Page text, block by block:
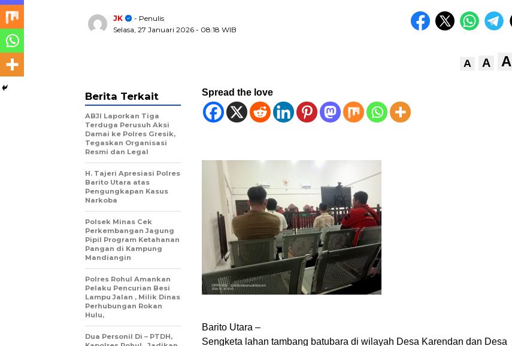
JK
- Penulis
Selasa, 27 Januari 2026 - 08:18 WIB
A A A
Spread the love
Barito Utara –
Sengketa lahan tambang batubara di wilayah Desa Karendan dan Desa
Berita Terkait
ABJI Laporkan Tiga
Terduga Perusuh Aksi
Damai ke Polres Gresik,
Tegaskan Organisasi
Resmi dan Legal
H. Tajeri Apresiasi Polres
Barito Utara atas
Pengungkapan Kasus
Narkoba
Polsek Minas Cek
Perkembangan Jagung
Pipil Program Ketahanan
Pangan di Kampung
Mandiangin
Polres Rohul Amankan
Pelaku Pencurian Besi
Lampu Jalan , Milik Dinas
Perhubungan Rokan
Hulu,
Dua Personil Di – PTDH,